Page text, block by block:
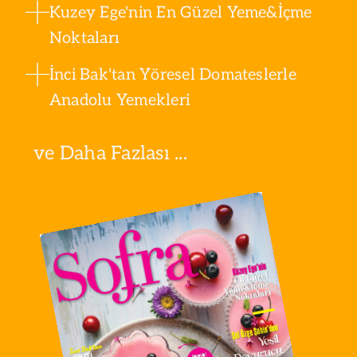
Kuzey Ege'nin En Güzel Yeme&İçme
Noktaları
İnci Bak'tan Yöresel Domateslerle
Anadolu Yemekleri
ve Daha Fazlası ...